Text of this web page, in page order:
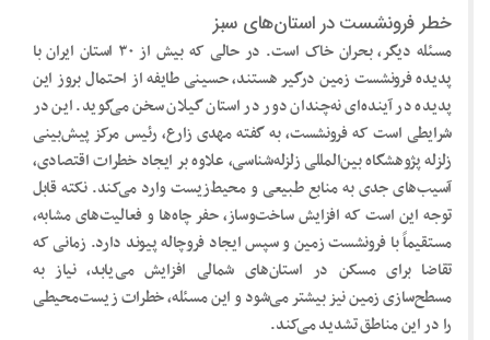
خطر فرونشست در استان‌های سبز
مسئله دیگر، بحران خاک است. در حالی که بیش از ۳۰ استان ایران با
پدیده فرونشست زمین درگیر هستند، حسینی طایفه از احتمال بروز این
پدیده در آینده‌ای نه‌چندان دور در استان گیلان سخن می‌گوید. این در
شرایطی است که فرونشست، به گفته مهدی زارع، رئیس مرکز پیش‌بینی
زلزله پژوهشگاه بین‌المللی زلزله‌شناسی، علاوه بر ایجاد خطرات اقتصادی،
آسیب‌های جدی به منابع طبیعی و محیط‌زیست وارد می‌کند. نکته قابل
توجه این است که افزایش ساخت‌وساز، حفر چاه‌ها و فعالیت‌های مشابه،
مستقیماً با فرونشست زمین و سپس ایجاد فروچاله پیوند دارد. زمانی که
تقاضا برای مسکن در استان‌های شمالی افزایش می‌یابد، نیاز به
مسطح‌سازی زمین نیز بیشتر می‌شود و این مسئله، خطرات زیست‌محیطی
را در این مناطق تشدید می‌کند.